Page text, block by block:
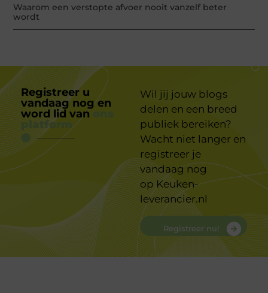
Waarom een verstopte afvoer nooit vanzelf beter
wordt
Registreer u
vandaag nog en
word lid van
platform
Wil jij jouw blogs
delen en een breed
publiek bereiken?
Wacht niet langer en
registreer je
vandaag nog
opKeuken-
leverancier.nl
Registreer nu!